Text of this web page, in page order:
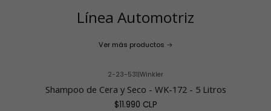
Línea Automotriz
Ver más productos
2-23-531|Winkler
Shampoo de Cera y Seco - WK-172 - 5 Litros
$11.990 CLP